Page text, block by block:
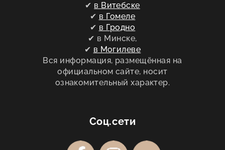
Соц.сети
✔ в Витебске
✔ в Гомеле
✔ в Гродно
✔ в Минске,
✔ в Могилеве
Вся информация, размещённая на
официальном сайте, носит
ознакомительный характер.